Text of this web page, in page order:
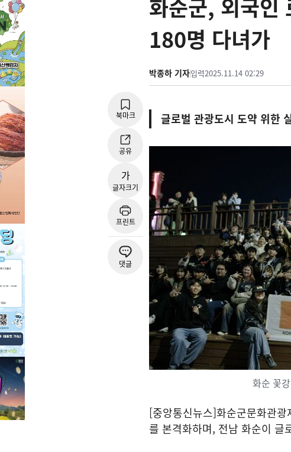
화순군, 외국
180명 다녀가
박종하 기자입력2025.11.14 02:29
북마크
공유
가
글자크기
프린트
댓글
글로벌 관광도시 도약 위한
화순 꽃
[중앙통신뉴스]화순군문화관
를 본격화하며, 전남 화순이 글